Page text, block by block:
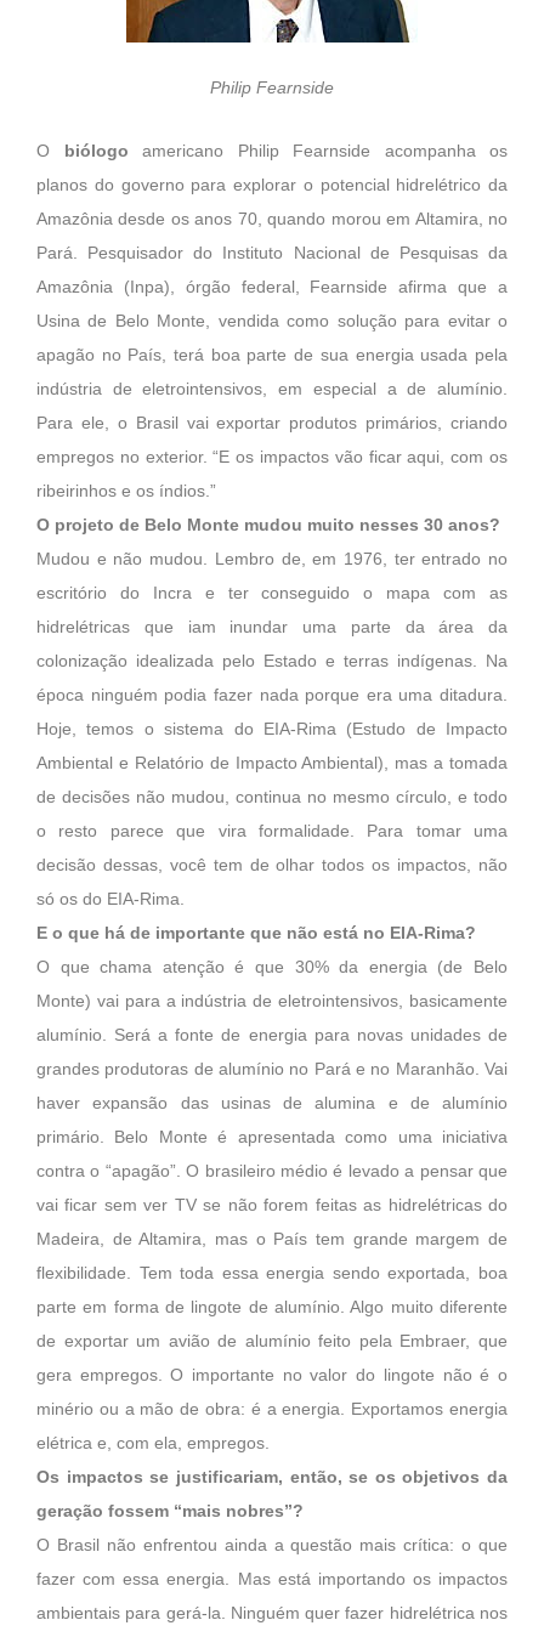
Philip Fearnside
O biólogo americano Philip Fearnside acompanha os
planos do governo para explorar o potencial hidrelétrico da
Amazônia desde os anos 70, quando morou em Altamira, no
Pará. Pesquisador do Instituto Nacional de Pesquisas da
Amazônia (Inpa), órgão federal, Fearnside afirma que a
Usina de Belo Monte, vendida como solução para evitar o
apagão no País, terá boa parte de sua energia usada pela
indústria de eletrointensivos, em especial a de alumínio.
Para ele, o Brasil vai exportar produtos primários, criando
empregos no exterior. “E os impactos vão ficar aqui, com os
ribeirinhos e os índios.”
O projeto de Belo Monte mudou muito nesses 30 anos?
Mudou e não mudou. Lembro de, em 1976, ter entrado no
escritório do Incra e ter conseguido o mapa com as
hidrelétricas que iam inundar uma parte da área da
colonização idealizada pelo Estado e terras indígenas. Na
época ninguém podia fazer nada porque era uma ditadura.
Hoje, temos o sistema do EIA-Rima (Estudo de Impacto
Ambiental e Relatório de Impacto Ambiental), mas a tomada
de decisões não mudou, continua no mesmo círculo, e todo
o resto parece que vira formalidade. Para tomar uma
decisão dessas, você tem de olhar todos os impactos, não
só os do EIA-Rima.
E o que há de importante que não está no EIA-Rima?
O que chama atenção é que 30% da energia (de Belo
Monte) vai para a indústria de eletrointensivos, basicamente
alumínio. Será a fonte de energia para novas unidades de
grandes produtoras de alumínio no Pará e no Maranhão. Vai
haver expansão das usinas de alumina e de alumínio
primário. Belo Monte é apresentada como uma iniciativa
contra o “apagão”. O brasileiro médio é levado a pensar que
vai ficar sem ver TV se não forem feitas as hidrelétricas do
Madeira, de Altamira, mas o País tem grande margem de
flexibilidade. Tem toda essa energia sendo exportada, boa
parte em forma de lingote de alumínio. Algo muito diferente
de exportar um avião de alumínio feito pela Embraer, que
gera empregos. O importante no valor do lingote não é o
minério ou a mão de obra: é a energia. Exportamos energia
elétrica e, com ela, empregos.
Os impactos se justificariam, então, se os objetivos da
geração fossem “mais nobres”?
O Brasil não enfrentou ainda a questão mais crítica: o que
fazer com essa energia. Mas está importando os impactos
ambientais para gerá-la. Ninguém quer fazer hidrelétrica nos